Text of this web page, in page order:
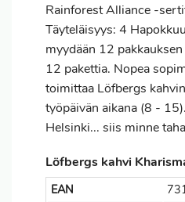
Rainforest Alliance -
Täyteläisyys: 4
myydään 12
12 pakettia. Nopea
toimittaa Löfbergs
työpäivän aikana (8 -
Helsinki... siis minne
Löfbergs kahvi
EAN